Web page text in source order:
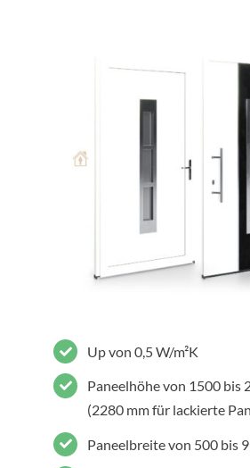
Up von 0,5 W/m²K
Paneelhöhe von 1500 bis
(2280 mm für lackierte
Paneelbreite von 500 bis